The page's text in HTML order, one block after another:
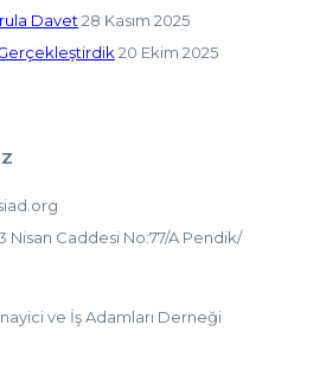
Davet28 Kasım 2025
20 Ekim 2025
Nisan Caddesi No:77/A Pendik/
ve İş Adamları Derneği